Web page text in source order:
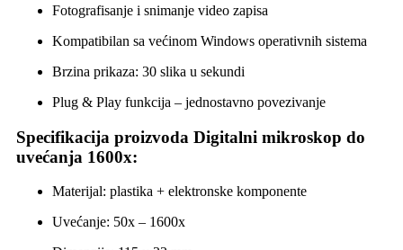
Fotografisanje i snimanje video zapisa
Kompatibilan sa većinom Windows operativnih sistema
Brzina prikaza: 30 slika u sekundi
Plug & Play funkcija – jednostavno povezivanje
Specifikacija proizvoda Digitalni mikroskop do
uvećanja 1600x:
Materijal: plastika + elektronske komponente
Uvećanje: 50x – 1600x